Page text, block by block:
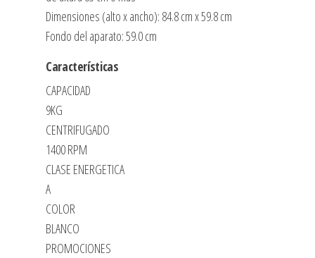
Dimensiones (alto x ancho): 84.8 cm x 59.8 cm
Fondo del aparato: 59.0 cm
Características
CAPACIDAD
9KG
CENTRIFUGADO
1400 RPM
CLASE ENERGETICA
A
COLOR
BLANCO
PROMOCIONES